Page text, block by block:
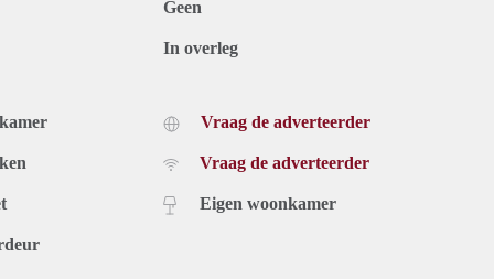
Geen
In overleg
Vraag de adverteerder
Vraag de adverteerder
Eigen woonkamer